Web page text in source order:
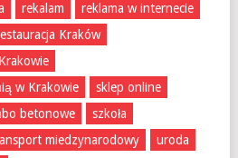
rekalam
reklama w internecie
Kraków
w Krakowie
sklep online
betonowe
szkoła
miedzynarodowy
uroda